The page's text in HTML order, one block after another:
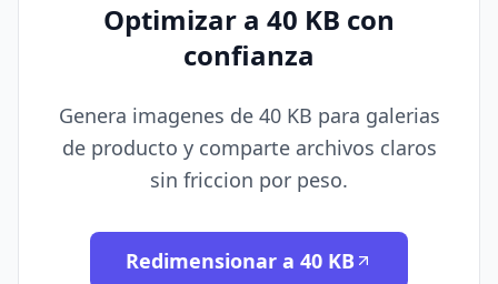
Optimizar a 40 KB con
confianza
Genera imagenes de 40 KB para galerias
de producto y comparte archivos claros
sin friccion por peso.
Redimensionar a 40 KB